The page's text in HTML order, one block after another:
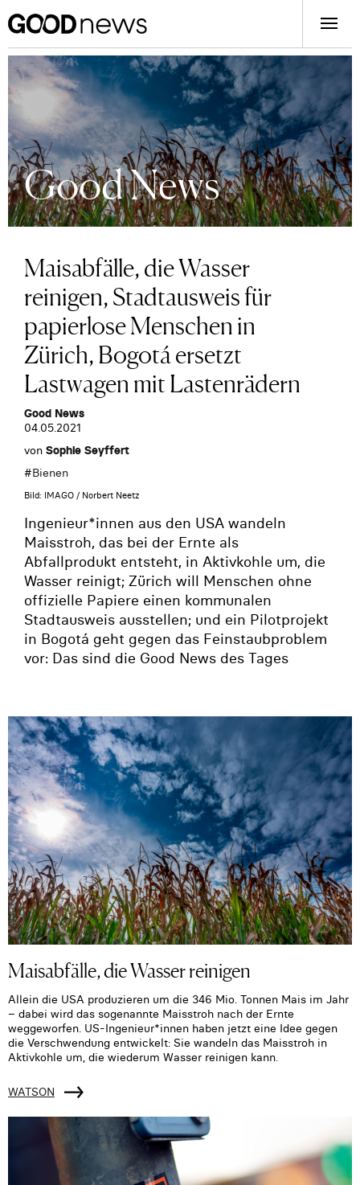
Good News
Maisabfälle, die Wasser
reinigen, Stadtausweis für
papierlose Menschen in
Zürich, Bogotá ersetzt
Lastwagen mit Lastenrädern
Good News
04.05.2021
von Sophie Seyffert
#Bienen
Bild: IMAGO / Norbert Neetz
Ingenieur*innen aus den USA wandeln
Maisstroh, das bei der Ernte als
Abfallprodukt entsteht, in Aktivkohle um, die
Wasser reinigt; Zürich will Menschen ohne
offizielle Papiere einen kommunalen
Stadtausweis ausstellen; und ein Pilotprojekt
in Bogotá geht gegen das Feinstaubproblem
vor: Das sind die Good News des Tages
Maisabfälle, die Wasser reinigen
Allein die USA produzieren um die 346 Mio. Tonnen Mais im Jahr
– dabei wird das sogenannte Maisstroh nach der Ernte
weggeworfen. US-Ingenieur*innen haben jetzt eine Idee gegen
die Verschwendung entwickelt: Sie wandeln das Maisstroh in
Aktivkohle um, die wiederum Wasser reinigen kann.
WATSON